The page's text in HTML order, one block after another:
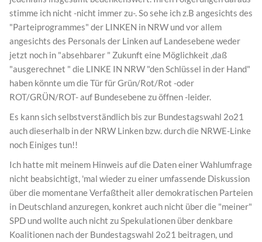
stimme ich nicht -nicht immer zu-. So sehe ich z.B angesichts des
"Parteiprogrammes" der LINKEN in NRW und vor allem
angesichts des Personals der Linken auf Landesebene weder
jetzt noch in "absehbarer " Zukunft eine Möglichkeit ,daß
"ausgerechnet " die LINKE IN NRW "den Schlüssel in der Hand"
haben könnte um die Tür für Grün/Rot/Rot -oder
ROT/GRÜN/ROT- auf Bundesebene zu öffnen -leider.
Es kann sich selbstverständlich bis zur Bundestagswahl 2o21
auch dieserhalb in der NRW Linken bzw. durch die NRWE-Linke
noch Einiges tun!!
Ich hatte mit meinem Hinweis auf die Daten einer Wahlumfrage
nicht beabsichtigt, 'mal wieder zu einer umfassende Diskussion
über die momentane Verfaßtheit aller demokratischen Parteien
in Deutschland anzuregen, konkret auch nicht über die "meiner"
SPD und wollte auch nicht zu Spekulationen über denkbare
Koalitionen nach der Bundestagswahl 2o21 beitragen, und